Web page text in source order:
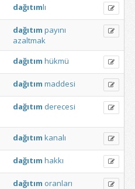
dağıtımlı
dağıtım payını
azaltmak
dağıtım hükmü
dağıtım maddesi
dağıtım derecesi
dağıtım kanalı
dağıtım hakkı
dağıtım oranları